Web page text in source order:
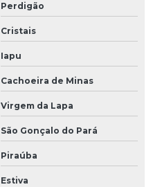
Perdigão
Cristais
Iapu
Cachoeira de Minas
Virgem da Lapa
São Gonçalo do Pará
Piraúba
Estiva